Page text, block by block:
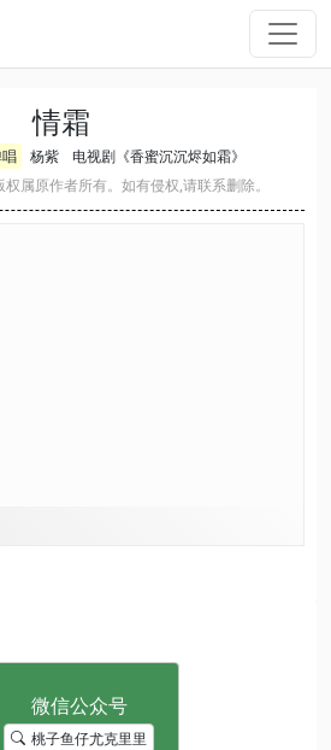
情霜
杨紫
电视剧《香蜜沉沉烬如霜》
属原作者所有。如有侵权,请联系删除。
桃子鱼仔尤克里里